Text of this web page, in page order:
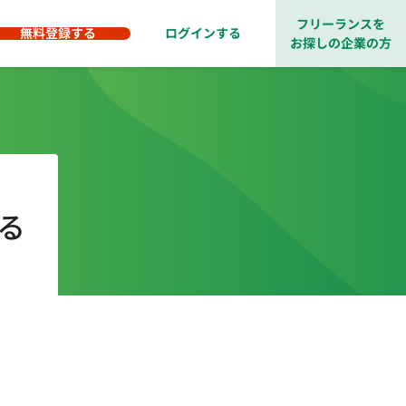
無料登録する ログインする
フリーランスを
お探しの企業の方